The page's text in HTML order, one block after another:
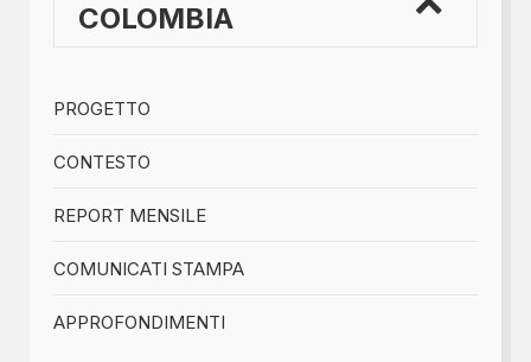
COLOMBIA
PROGETTO
CONTESTO
REPORT MENSILE
COMUNICATI STAMPA
APPROFONDIMENTI